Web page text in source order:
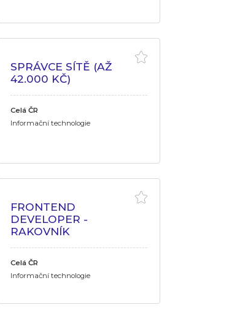
SPRÁVCE SÍTĚ (AŽ
42.000 KČ)
Celá ČR
Informační technologie
FRONTEND
DEVELOPER -
RAKOVNÍK
Celá ČR
Informační technologie